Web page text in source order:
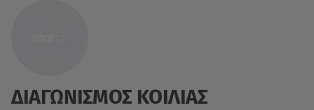
ΔΙΑΓΩΝΙΣΜΟΣ ΚΟΙΛΙΑΣ